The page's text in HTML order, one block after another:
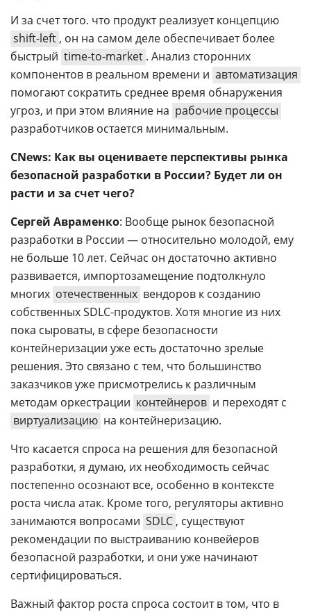
И за счет того. что продукт реализует концепцию
shift-left , он на самом деле обеспечивает более
быстрый time-to-market . Анализ сторонних
компонентов в реальном времени и автоматизация
помогают сократить среднее время обнаружения
угроз, и при этом влияние на рабочие процессы
разработчиков остается минимальным.
CNews: Как вы оцениваете перспективы рынка
безопасной разработки в России? Будет ли он
расти и за счет чего?
Сергей Авраменко: Вообще рынок безопасной
разработки в России — относительно молодой, ему
не больше 10 лет. Сейчас он достаточно активно
развивается, импортозамещение подтолкнуло
многих отечественных вендоров к созданию
собственных SDLC-продуктов. Хотя многие из них
пока сыроваты, в сфере безопасности
контейнеризации уже есть достаточно зрелые
решения. Это связано с тем, что большинство
заказчиков уже присмотрелись к различным
методам оркестрации контейнеров и переходят с
виртуализацию на контейнеризацию.
Что касается спроса на решения для безопасной
разработки, я думаю, их необходимость сейчас
постепенно осознают все, особенно в контексте
роста числа атак. Кроме того, регуляторы активно
занимаются вопросами SDLC , существуют
рекомендации по выстраиванию конвейеров
безопасной разработки, и они уже начинают
сертифицироваться.
Важный фактор роста спроса состоит в том, что в